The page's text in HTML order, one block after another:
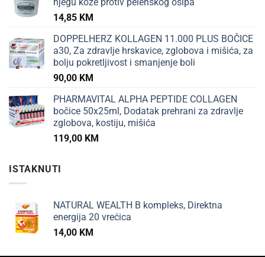
14,85 KM
DOPPELHERZ KOLLAGEN 11.000 PLUS BOČICE
a30, Za zdravlje hrskavice, zglobova i mišića, za
bolju pokretljivost i smanjenje boli
90,00 KM
PHARMAVITAL ALPHA PEPTIDE COLLAGEN
bočice 50x25ml, Dodatak prehrani za zdravlje
zglobova, kostiju, mišića
119,00 KM
ISTAKNUTI
NATURAL WEALTH B kompleks, Direktna
energija 20 vrećica
14,00 KM